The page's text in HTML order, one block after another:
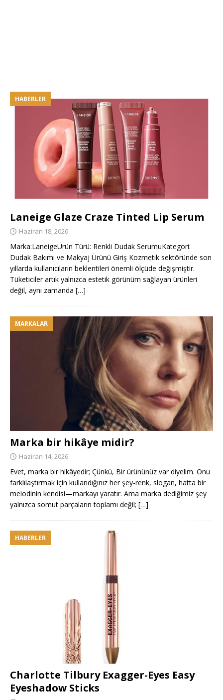
HABERLER
Laneige Glaze Craze Tinted Lip Serum
Haziran 18, 2026
Marka:LaneigeÜrün Türü: Renkli Dudak SerumuKategori:
Dudak Bakımı ve Makyaj Ürünü Giriş Kozmetik sektöründe son
yıllarda kullanıcıların beklentileri önemli ölçüde değişmiştir.
Tüketiciler artık yalnızca estetik görünüm sağlayan ürünleri
değil, aynı zamanda […]
MARKALAR
Marka bir hikâye midir?
Haziran 14, 2026
Evet, marka bir hikâyedir; Çünkü, Bir ürününüz var diyelim. Onu
farklılaştırmak için kullandığınız her şey-renk, slogan, hatta bir
melodinin kendisi—markayı yaratır. Ama marka dediğimiz şey
yalnızca somut parçaların toplamı değil; […]
HABERLER
Charlotte Tilbury Exagger-Eyes Easy
Eyeshadow Sticks